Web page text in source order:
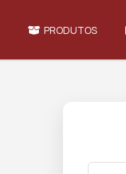
PRODUTOS